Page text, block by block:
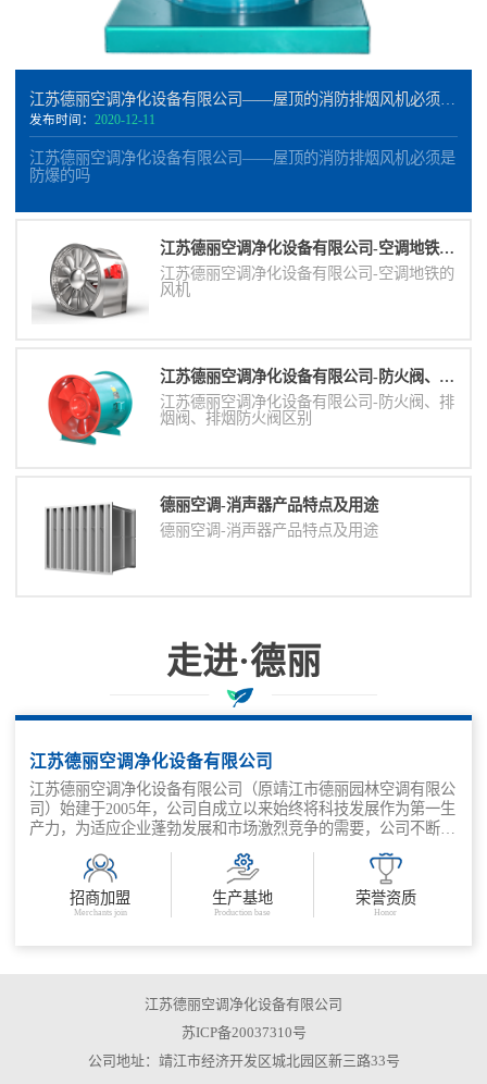
江苏德丽空调净化设备有限公司——屋顶的消防排烟风机必须是防爆的吗
发布时间： 2020-12-11
江苏德丽空调净化设备有限公司——屋顶的消防排烟风机必须是
防爆的吗
江苏德丽空调净化设备有限公司-空调地铁的风机
江苏德丽空调净化设备有限公司-空调地铁的
风机
江苏德丽空调净化设备有限公司-防火阀、排烟阀、排烟防火阀区别
江苏德丽空调净化设备有限公司-防火阀、排
烟阀、排烟防火阀区别
德丽空调-消声器​产品特点及用途
德丽空调-消声器​产品特点及用途
走进·德丽
科技兴企、质量取胜、管理增效
江苏德丽空调净化设备有限公司
江苏德丽空调净化设备有限公司（原靖江市德丽园林空调有限公
司）始建于2005年，公司自成立以来始终将科技发展作为第一生
产力，为适应企业蓬勃发展和市场激烈竞争的需要，公司不断深
取胜、管理增效的发展之路。公司主要产品有：金属外壳消声
器、结构片式消声器、管道式消声器、组合风阀、风量调节阀、
余压阀、各类防火阀等。
招商加盟
Merchants join
生产基地
Production base
荣誉资质
Honor
江苏德丽空调净化设备有限公司
苏ICP备20037310号
公司地址：靖江市经济开发区城北园区新三路33号